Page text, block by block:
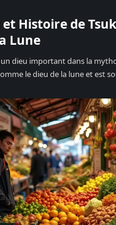
Histoire de
Lune
dieu important dans la
le dieu de la lune et est